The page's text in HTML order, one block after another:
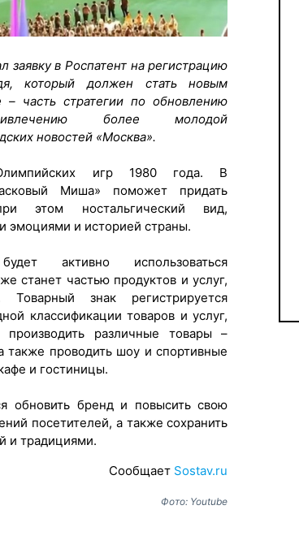
в Роспатент на регистрацию
который должен стать новым
часть стратегии по обновлению
более молодой
новостей «Москва».
игр 1980 года. В
Миша» поможет придать
этом ностальгический вид,
эмоциями и историей страны.
активно использоваться
станет частью продуктов и услуг,
знак регистрируется
классификации товаров и услуг,
различные товары –
также проводить шоу и спортивные
и гостиницы.
обновить бренд и повысить свою
посетителей, а также сохранить
и традициями.
Сообщает Sostav.ru
Фото: Youtube